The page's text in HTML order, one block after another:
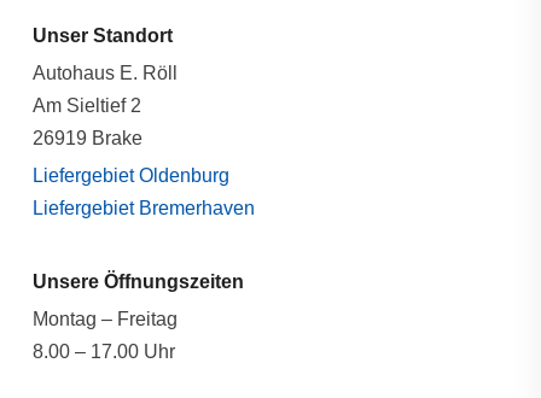
Unser Standort
Autohaus E. Röll
Am Sieltief 2
26919 Brake
Liefergebiet Oldenburg
Liefergebiet Bremerhaven
Unsere Öffnungszeiten
Montag – Freitag
8.00 – 17.00 Uhr